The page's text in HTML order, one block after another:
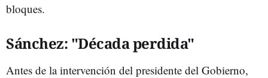
bloques.
Sánchez: "Década perdida"
Antes de la intervención del presidente del Gobierno,